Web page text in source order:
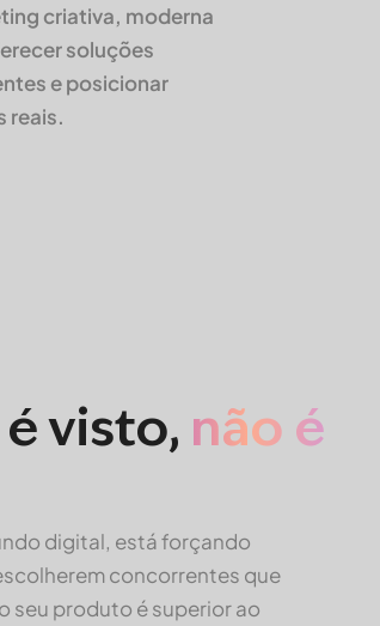
criativa, moderna
soluções
e posicionar
reais.
visto, não é
digital, está forçando
concorrentes que
seu produto é superior ao